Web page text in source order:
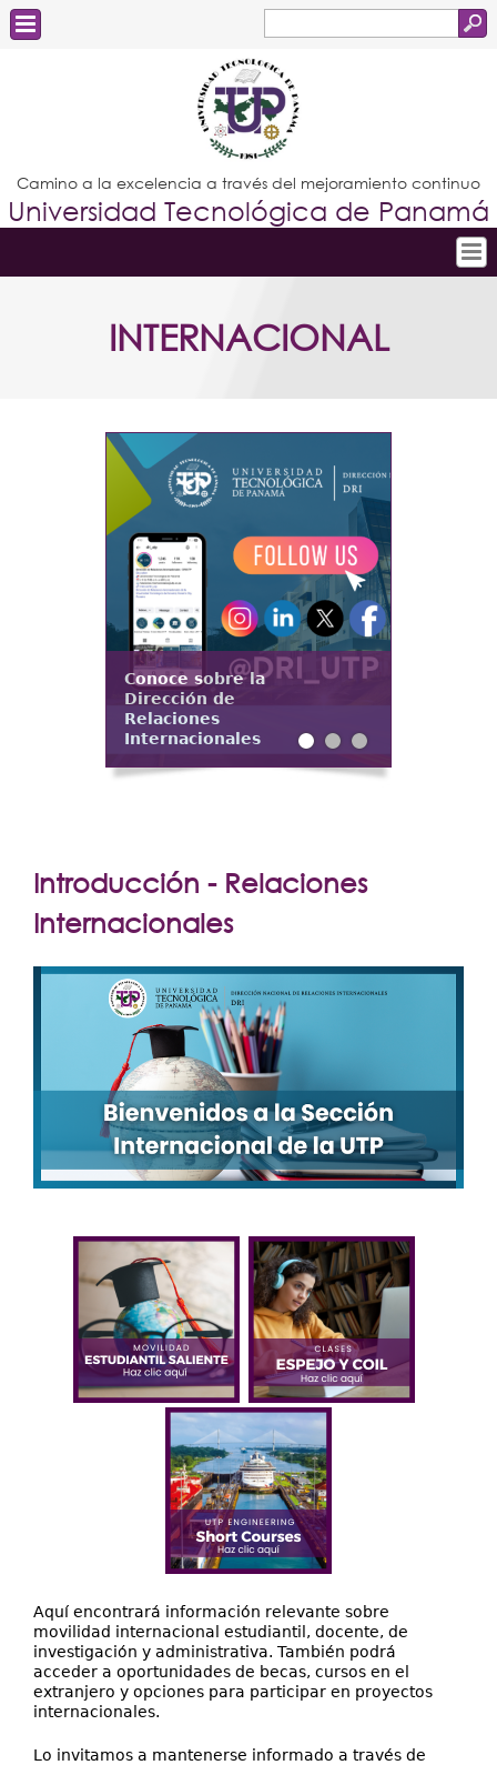
de
búsqueda
Estudiantes
Docentes
Administrativos
Graduados
Camino a la excelencia a través del mejoramiento continuo
Universidad Tecnológica de Panamá
Conoce la UTP
Postgrados
Extensión
Facultades
Centros Regionales
Servicios
Internacional
Transparencia
INTERNACIONAL
Conoce sobre la
Dirección de
Relaciones
Internacionales
Introducción - Relaciones
Internacionales
Aquí encontrará información relevante sobre
movilidad internacional estudiantil, docente, de
investigación y administrativa. También podrá
acceder a oportunidades de becas, cursos en el
extranjero y opciones para participar en proyectos
internacionales.
Lo invitamos a mantenerse informado a través de